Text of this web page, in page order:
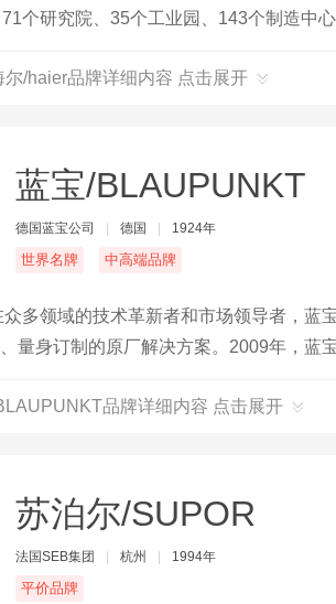
个研究院、35个工业园、143个制造中
亿元，同比增长6%，在全球拥有广泛的
尔/haier品牌详细内容 点击展开
蓝宝/BLAUPUNKT
德国蓝宝公司 德国 1924年
世界名牌 中高端品牌
多领域的技术革新者和市场领导者，蓝
量身订制的原厂解决方案。2009年，蓝
品牌详细内容 点击展开
苏泊尔/SUPOR
法国SEB集团 杭州 1994年
平价品牌